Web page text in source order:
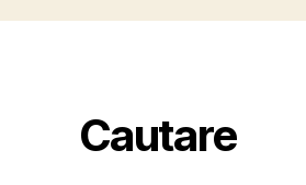
Cautare